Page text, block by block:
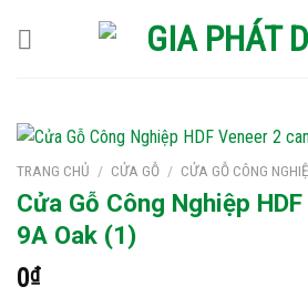
TRANG CHỦ / CỬA GỖ / CỬA GỖ CÔNG
Cửa Gỗ Công Nghiệp
9A Oak (1)
0₫